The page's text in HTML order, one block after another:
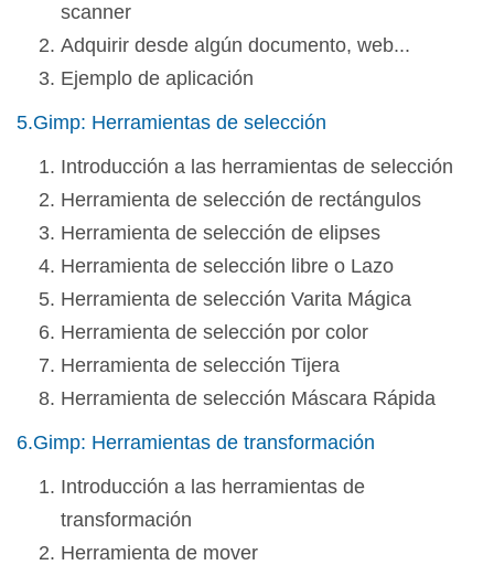
scanner
Adquirir desde algún documento, web...
Ejemplo de aplicación
5.Gimp: Herramientas de selección
Introducción a las herramientas de selección
Herramienta de selección de rectángulos
Herramienta de selección de elipses
Herramienta de selección libre o Lazo
Herramienta de selección Varita Mágica
Herramienta de selección por color
Herramienta de selección Tijera
Herramienta de selección Máscara Rápida
6.Gimp: Herramientas de transformación
Introducción a las herramientas de
transformación
Herramienta de mover